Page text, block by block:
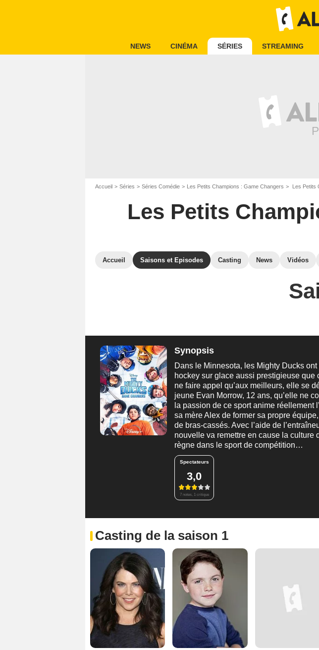
NEWS CINÉMA SÉRIES STREAMING
Accueil Séries Séries Comédie Les Petits Champions : Game Changers Les Petits
Les Petits
Accueil Saisons et Episodes Casting News Vidéos
Synopsis
Dans le Minnesota, les Mighty Ducks
hockey sur glace aussi prestigieuse
ne faire appel qu’aux meilleurs, elle se
jeune Evan Morrow, 12 ans, qu’elle ne
la passion de ce sport anime réellement
sa mère Alex de former sa propre
de bras-cassés. Avec l’aide de
nouvelle va remettre en cause la culture
règne dans le sport de compétition…
Spectateurs
3,0
7 notes, 1 critique
Casting de la saison 1